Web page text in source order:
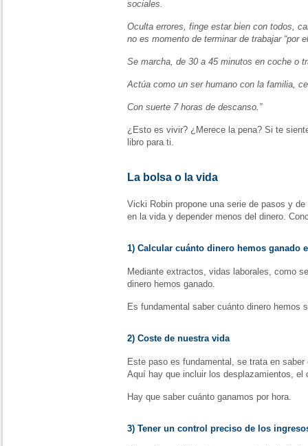
sociales.
Oculta errores, finge estar bien con todos,
no es momento de terminar de trabajar “por
Se marcha, de 30 a 45 minutos en coche o
Actúa como un ser humano con la familia,
Con suerte 7 horas de descanso.”
¿Esto es vivir? ¿Merece la pena? Si te
libro para ti.
La bolsa o la vida
Vicki Robin propone una serie de pasos y
en la vida y depender menos del dinero.
1) Calcular cuánto dinero hemos ganado
Mediante extractos, vidas laborales, como
dinero hemos ganado.
Es fundamental saber cuánto dinero hemos
2) Coste de nuestra vida
Este paso es fundamental, se trata en
Aquí hay que incluir los desplazamientos, el
Hay que saber cuánto ganamos por hora.
3) Tener un control preciso de los